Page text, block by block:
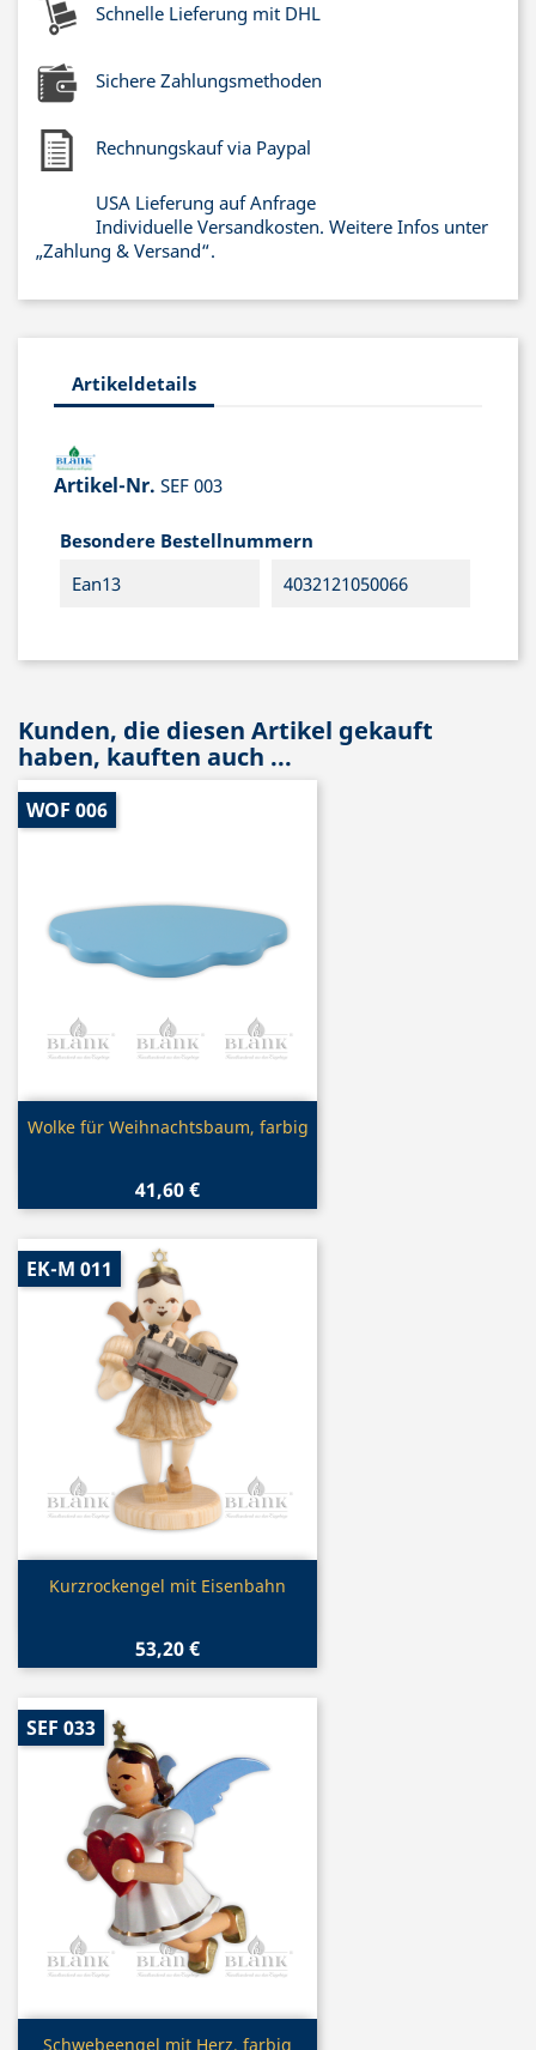
Schnelle Lieferung mit DHL
Sichere Zahlungsmethoden
Rechnungskauf via Paypal
USA Lieferung auf Anfrage
Individuelle Versandkosten. Weitere Infos unter
„Zahlung & Versand“.
Artikeldetails
Artikel-Nr. SEF 003
Besondere Bestellnummern
Ean13
4032121050066
Kunden, die diesen Artikel gekauft
haben, kauften auch ...
Vorschau
Wolke für Weihnachtsbaum, farbig
41,60 €
WOF 006
Vorschau
Kurzrockengel mit Eisenbahn
53,20 €
EK-M 011
Schwebeengel mit Herz, farbig
SEF 033